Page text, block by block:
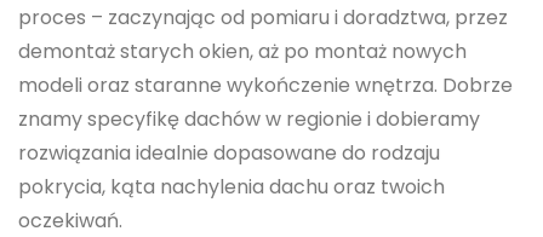
proces – zaczynając od pomiaru i doradztwa, przez
demontaż starych okien, aż po montaż nowych
modeli oraz staranne wykończenie wnętrza. Dobrze
znamy specyfikę dachów w regionie i dobieramy
rozwiązania idealnie dopasowane do rodzaju
pokrycia, kąta nachylenia dachu oraz twoich
oczekiwań.